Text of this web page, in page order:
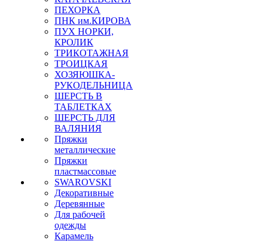
ПЕХОРКА
ПНК им.КИРОВА
ПУХ НОРКИ,
КРОЛИК
ТРИКОТАЖНАЯ
ТРОИЦКАЯ
ХОЗЯЮШКА-
РУКОДЕЛЬНИЦА
ШЕРСТЬ В
ТАБЛЕТКАХ
ШЕРСТЬ ДЛЯ
ВАЛЯНИЯ
Пряжки
металлические
Пряжки
пластмассовые
SWAROVSKI
Декоративные
Деревянные
Для рабочей
одежды
Карамель